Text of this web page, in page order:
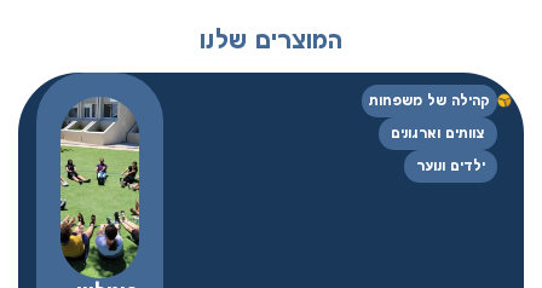
המוצרים שלנו
קהילה של משפחות
צוותים וארגונים
ילדים ונוער